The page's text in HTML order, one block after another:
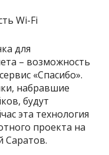
для
– возможность
«Спасибо».
набравшие
будут
эта технология
проекта на
Саратов.